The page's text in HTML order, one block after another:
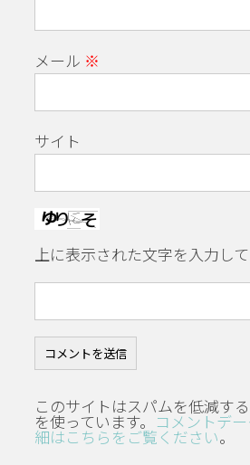
メール ※
サイト
上に表示された文字を入力して
このサイトはスパムを低減す
を使っています。 コメントデ
細はこちらをご覧ください。